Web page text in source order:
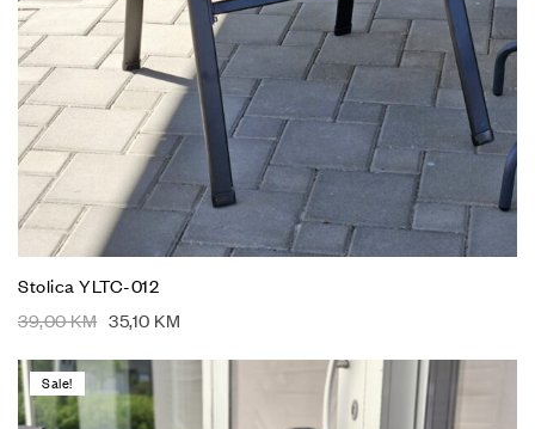
Stolica YLTC-012
39,00KM 35,10 KM
Sale!